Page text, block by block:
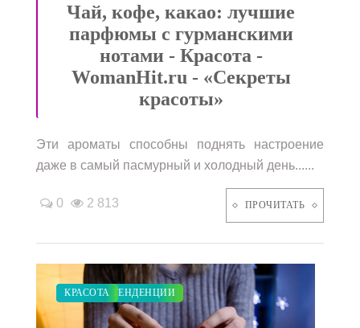
Чай, кофе, какао: лучшие
парфюмы с гурманскими
нотами - Красота -
WomanHit.ru - «Секреты
красоты»
Эти ароматы способны поднять настроение
даже в самый пасмурный и холодный день......
0 2 813 ПРОЧИТАТЬ
ЗАКУПКИ ПО МОДЕ
ДИЕТА
СВАДЬБА
ПОКАЗЫ
МОДНЫЕ ТЕНДЕНЦИИ
КРАСОТА